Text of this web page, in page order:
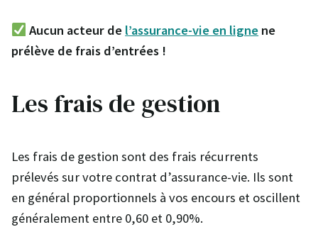
Aucun acteur de l’assurance-vie en ligne ne
prélève de frais d’entrées !
Les frais de gestion
Les frais de gestion sont des frais récurrents
prélevés sur votre contrat d’assurance-vie. Ils sont
en général proportionnels à vos encours et oscillent
généralement entre 0,60 et 0,90%.